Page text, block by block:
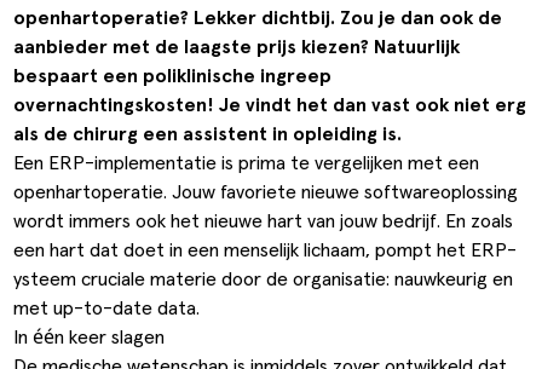
Transportorders
Workflow
Voorraad management &
Documenten aanpassen
Webinars & Events
Downloads
Klantcases
Business Central Trainingen
SucceedIT
aanpak
klanten
team
bij SucceedIT
partners
doelen
openhartoperatie? Lekker dichtbij. Zou je dan ook de
aanbieder met de laagste prijs kiezen? Natuurlijk
bespaart een poliklinische ingreep
overnachtingskosten! Je vindt het dan vast ook niet erg
als de chirurg een assistent in opleiding is.
Een ERP-implementatie is prima te vergelijken met een
openhartoperatie. Jouw favoriete nieuwe softwareoplossing
wordt immers ook het nieuwe hart van jouw bedrijf. En zoals
een hart dat doet in een menselijk lichaam, pompt het ERP-
ysteem cruciale materie door de organisatie: nauwkeurig en
met up-to-date data.
In één keer slagen